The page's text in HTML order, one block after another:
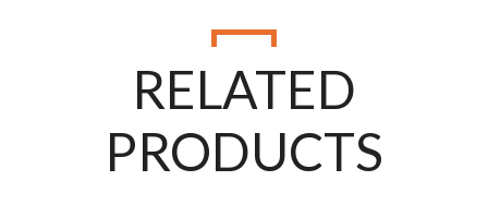
RELATED
PRODUCTS